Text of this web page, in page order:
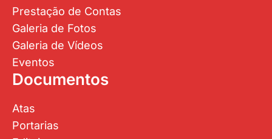
Prestação de Contas
Galeria de Fotos
Galeria de Vídeos
Eventos
Documentos
Atas
Portarias